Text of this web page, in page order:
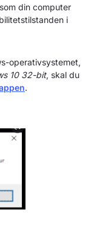
din computer
i
operativsystemet,
10 32-bit, skal du
.